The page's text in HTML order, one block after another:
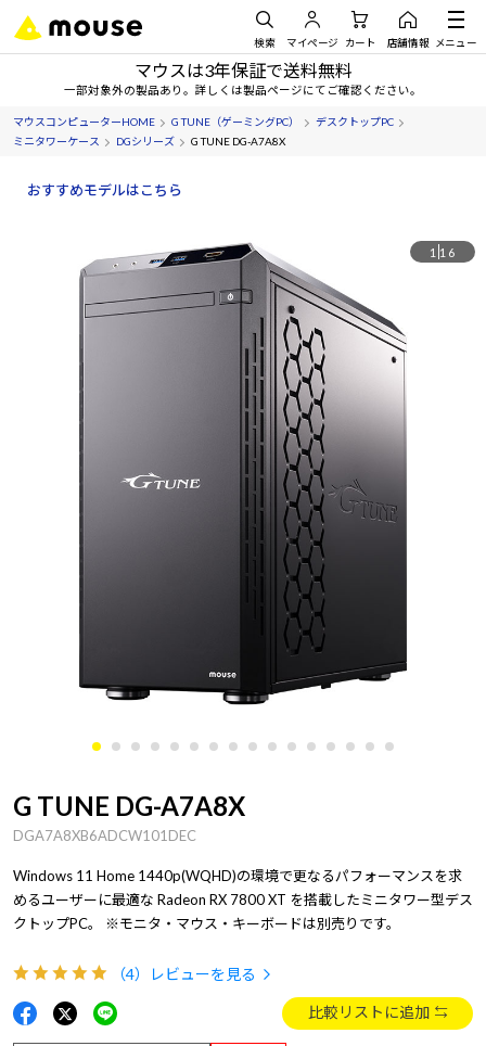
検索 マイページ カート 店舗情報 メニュー
マウスは3年保証で送料無料
一部対象外の製品あり。詳しくは製品ページにてご確認ください。
マウスコンピューターHOME G TUNE（ゲーミングPC）
デスクトップPC
ミニタワーケース
DGシリーズ G TUNE DG-A7A8X
おすすめモデルはこちら
1 16
G TUNE DG-A7A8X
DGA7A8XB6ADCW101DEC
Windows 11 Home 1440p(WQHD)の環境で更なるパフォーマンスを求
めるユーザーに最適な Radeon RX 7800 XT を搭載したミニタワー型デス
クトップPC。 ※モニタ・マウス・キーボードは別売りです。
（4） レビューを見る
比較リストに追加